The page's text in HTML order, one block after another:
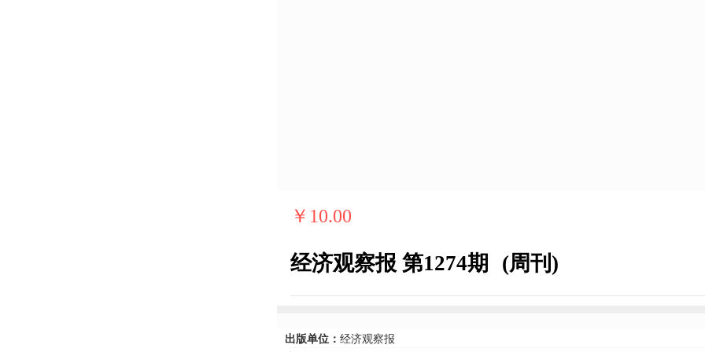
￥10.00
经济观察报 第1274期 (周刊)
出版单位： 经济观察报